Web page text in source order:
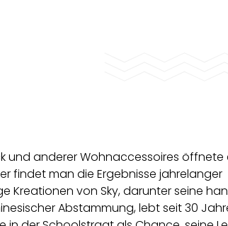
und anderer Wohnaccessoires öffnete
findet man die Ergebnisse jahrelanger
Kreationen von Sky, darunter seine
Abstammung, lebt seit 30